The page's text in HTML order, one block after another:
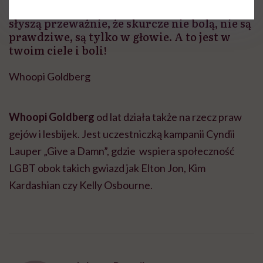
słyszą przeważnie, że skurcze nie bolą, nie są
prawdziwe, są tylko w głowie. A to jest w
twoim ciele i boli!
Whoopi Goldberg
Whoopi Goldberg od lat działa także na rzecz praw
gejów i lesbijek. Jest uczestniczką kampanii Cyndii
Lauper „Give a Damn”, gdzie wspiera społeczność
LGBT obok takich gwiazd jak Elton Jon, Kim
Kardashian czy Kelly Osbourne.